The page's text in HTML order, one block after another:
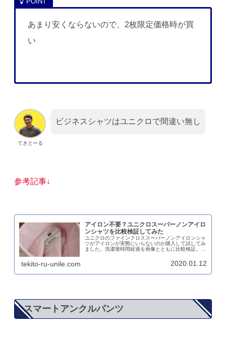
あまり安くならないので、2枚限定価格時が買
い
てきとーる
ビジネスシャツはユニクロで間違い無し
参考記事↓
アイロン不要？ユニクロスーパーノンアイロ
ンシャツを比較検証してみた
ユニクロのファインクロススーパーノンアイロンシャ
ツがアイロンが実際にいらないのか購入して試してみ
ました。洗濯後時間経過を画像とともに比較検証。裏
を着ることができます。アラフォーにおすすめのシャ
tekito-ru-unile.com 2020.01.12
スマートアンクルパンツ